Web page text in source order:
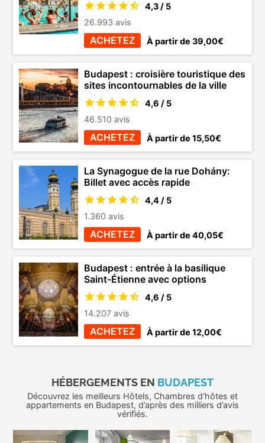
4,3 / 5
26.993 avis
ACHETEZ À partir de 39,00€
Budapest : croisière touristique des
sites incontournables de la ville
4,6 / 5
46.510 avis
ACHETEZ À partir de 15,50€
La Synagogue de la rue Dohány:
Billet avec accès rapide
4,4 / 5
1.360 avis
ACHETEZ À partir de 40,05€
Budapest : entrée à la basilique
Saint-Étienne avec options
4,6 / 5
14.207 avis
ACHETEZ À partir de 12,00€
HÉBERGEMENTS EN BUDAPEST
Découvrez les meilleurs Hôtels, Chambres d'hôtes et
appartements en Budapest, d’après des milliers d’avis
vérifiés.